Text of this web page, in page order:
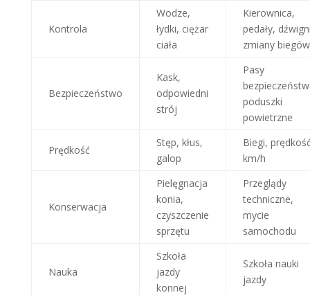
Kontrola
Wodze,
łydki, ciężar
ciała
Kierownica,
pedały,
zmiany biegów
Bezpieczeństwo
Kask,
odpowiedni
strój
Pasy
poduszki
powietrzne
Prędkość
Stęp, kłus,
galop
Biegi,
km/h
Konserwacja
Pielęgnacja
konia,
czyszczenie
sprzętu
Przeglądy
techniczne,
mycie
samochodu
Nauka
Szkoła
jazdy
konnej
Szkoła nauki
jazdy